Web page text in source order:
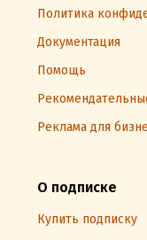
Политика
Документация
Помощь
Реклама для
О подписке
Купить подписку